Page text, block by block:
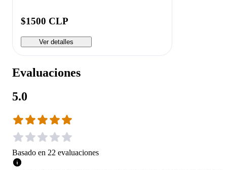
$1500 CLP
Ver detalles
Evaluaciones
5.0
Basado en 22 evaluaciones